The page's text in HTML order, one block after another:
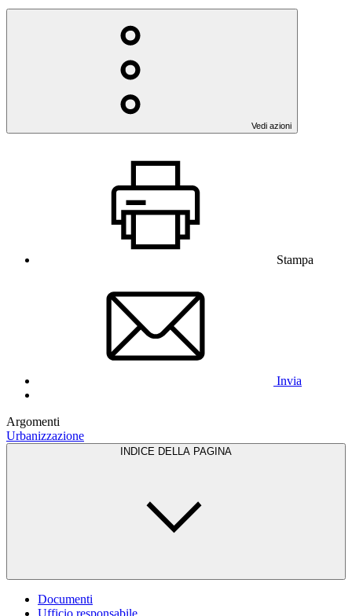
Vedi azioni
Stampa
Invia
Argomenti
Urbanizzazione
INDICE DELLA PAGINA
Documenti